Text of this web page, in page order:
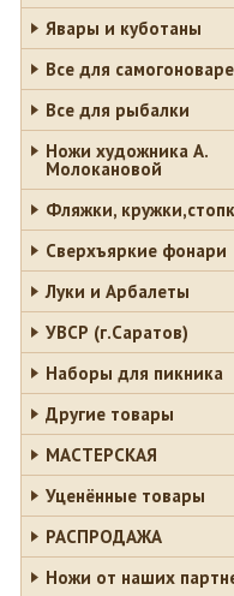
Явары и куботаны
Все для
Все для рыбалки
Ножи художника А.
Молокановой
Фляжки,
Сверхъяркие фонари
Луки и Арбалеты
УВСР (г.Саратов)
Наборы для пикника
Другие товары
МАСТЕРСКАЯ
Уценённые товары
РАСПРОДАЖА
Ножи от наших